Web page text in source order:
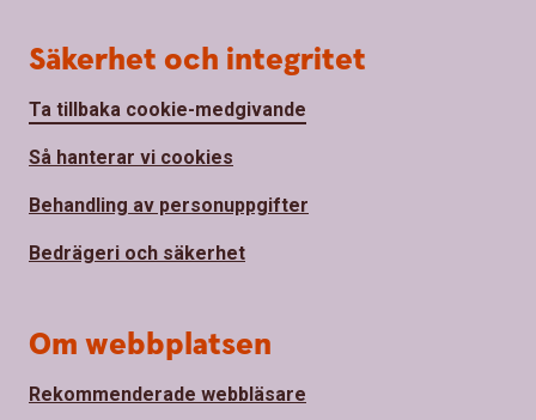
Säkerhet och integritet
Ta tillbaka cookie-medgivande
Så hanterar vi cookies
Behandling av personuppgifter
Bedrägeri och säkerhet
Om webbplatsen
Rekommenderade webbläsare